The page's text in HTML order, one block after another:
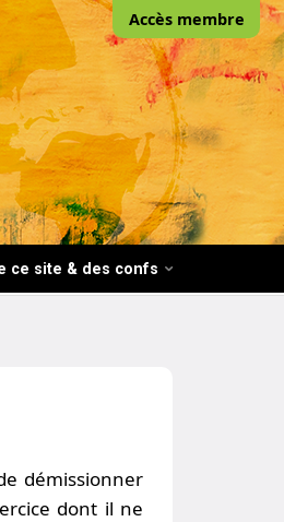
Accès membre
ce site & des confs
démissionner
dont il ne